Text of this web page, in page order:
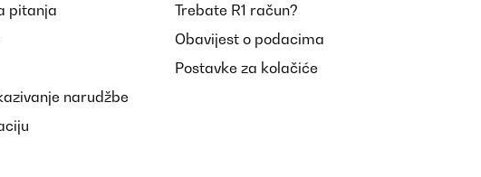
pitanja
narudžbe
Trebate R1 račun?
Obavijest o podacima
Postavke za kolačiće